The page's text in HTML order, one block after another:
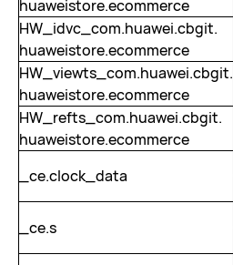
huaweistore.ecommerce
HW_idvc_com.huawei.cbgit.
huaweistore.ecommerce
HW_viewts_com.huawei.cbgit.
huaweistore.ecommerce
HW_refts_com.huawei.cbgit.
huaweistore.ecommerce
_ce.clock_data
_ce.s